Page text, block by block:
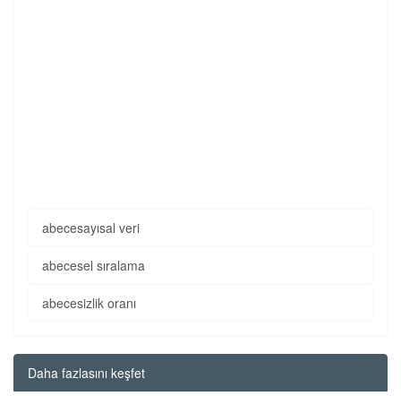
abecesayısal veri
abecesel sıralama
abecesizlik oranı
Daha fazlasını keşfet